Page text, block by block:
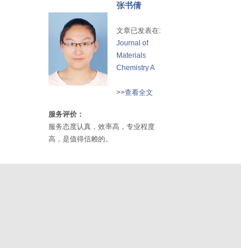
张书倩
文章已发表在:
Journal of
Materials
Chemistry A
>>查看全文
服务评价：
服务态度认真，效率高，专业程度
高，是值得信赖的。